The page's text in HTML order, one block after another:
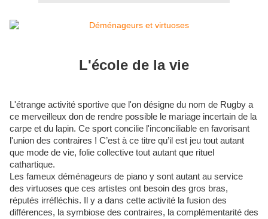
L'école de la vie
L'étrange activité sportive que l'on désigne du nom de Rugby a
ce merveilleux don de rendre possible le mariage incertain de la
carpe et du lapin. Ce sport concilie l'inconciliable en favorisant
l'union des contraires ! C’est à ce titre qu’il est jeu tout autant
que mode de vie, folie collective tout autant que rituel
cathartique.
Les fameux déménageurs de piano y sont autant au service
des virtuoses que ces artistes ont besoin des gros bras,
réputés irréfléchis. Il y a dans cette activité la fusion des
différences, la symbiose des contraires, la complémentarité des